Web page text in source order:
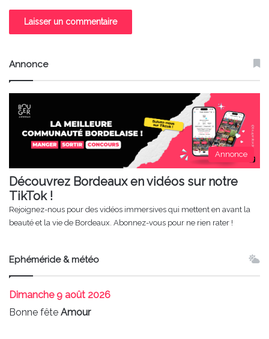
Annonce
Annonce
Découvrez Bordeaux en vidéos sur notre
TikTok !
Rejoignez-nous pour des vidéos immersives qui mettent en avant la
beauté et la vie de Bordeaux. Abonnez-vous pour ne rien rater !
Ephéméride & météo
Dimanche9 août 2026
Bonne fête Amour